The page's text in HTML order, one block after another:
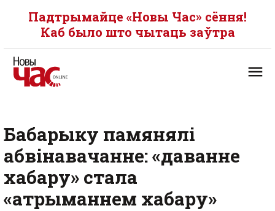
Падтрымайце «Новы Час» сёння!
Каб было што чытаць заўтра
Бабарыку памянялі
абвінавачанне: «даванне
хабару» стала
«атрыманнем хабару»